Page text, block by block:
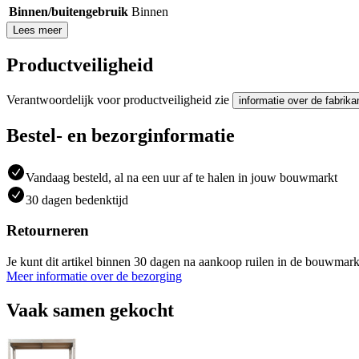
Binnen/buitengebruik Binnen
Lees meer
Productveiligheid
Verantwoordelijk voor productveiligheid zie informatie over de
Bestel- en bezorginformatie
Vandaag besteld, al na een uur af te halen in jouw bouwmarkt
30 dagen bedenktijd
Retourneren
Je kunt dit artikel binnen 30 dagen na aankoop ruilen in de
Meer informatie over de bezorging
Vaak samen gekocht